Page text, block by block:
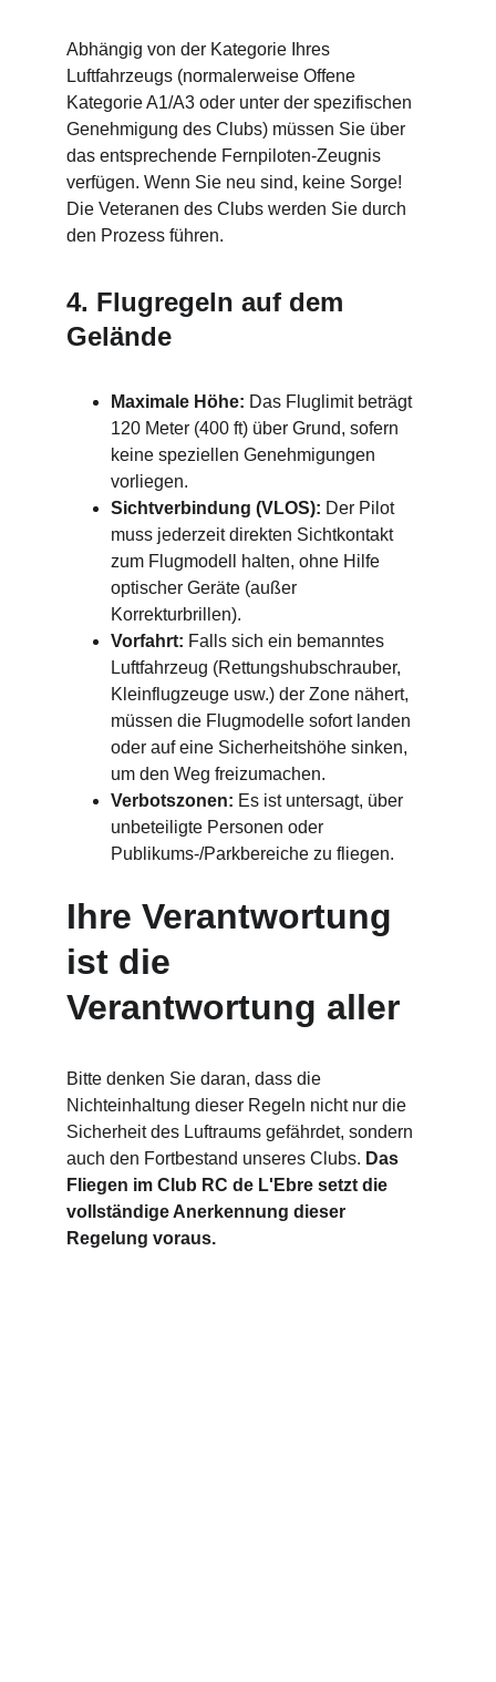
Abhängig von der Kategorie Ihres
Luftfahrzeugs (normalerweise Offene
Kategorie A1/A3 oder unter der spezifischen
Genehmigung des Clubs) müssen Sie über
das entsprechende Fernpiloten-Zeugnis
verfügen. Wenn Sie neu sind, keine Sorge!
Die Veteranen des Clubs werden Sie durch
den Prozess führen.
4. Flugregeln auf dem
Gelände
Maximale Höhe: Das Fluglimit beträgt
120 Meter (400 ft) über Grund, sofern
keine speziellen Genehmigungen
vorliegen.
Sichtverbindung (VLOS): Der Pilot
muss jederzeit direkten Sichtkontakt
zum Flugmodell halten, ohne Hilfe
optischer Geräte (außer
Korrekturbrillen).
Vorfahrt: Falls sich ein bemanntes
Luftfahrzeug (Rettungshubschrauber,
Kleinflugzeuge usw.) der Zone nähert,
müssen die Flugmodelle sofort landen
oder auf eine Sicherheitshöhe sinken,
um den Weg freizumachen.
Verbotszonen: Es ist untersagt, über
unbeteiligte Personen oder
Publikums-/Parkbereiche zu fliegen.
Ihre Verantwortung
ist die
Verantwortung aller
Bitte denken Sie daran, dass die
Nichteinhaltung dieser Regeln nicht nur die
Sicherheit des Luftraums gefährdet, sondern
auch den Fortbestand unseres Clubs. Das
Fliegen im Club RC de L'Ebre setzt die
vollständige Anerkennung dieser
Regelung voraus.